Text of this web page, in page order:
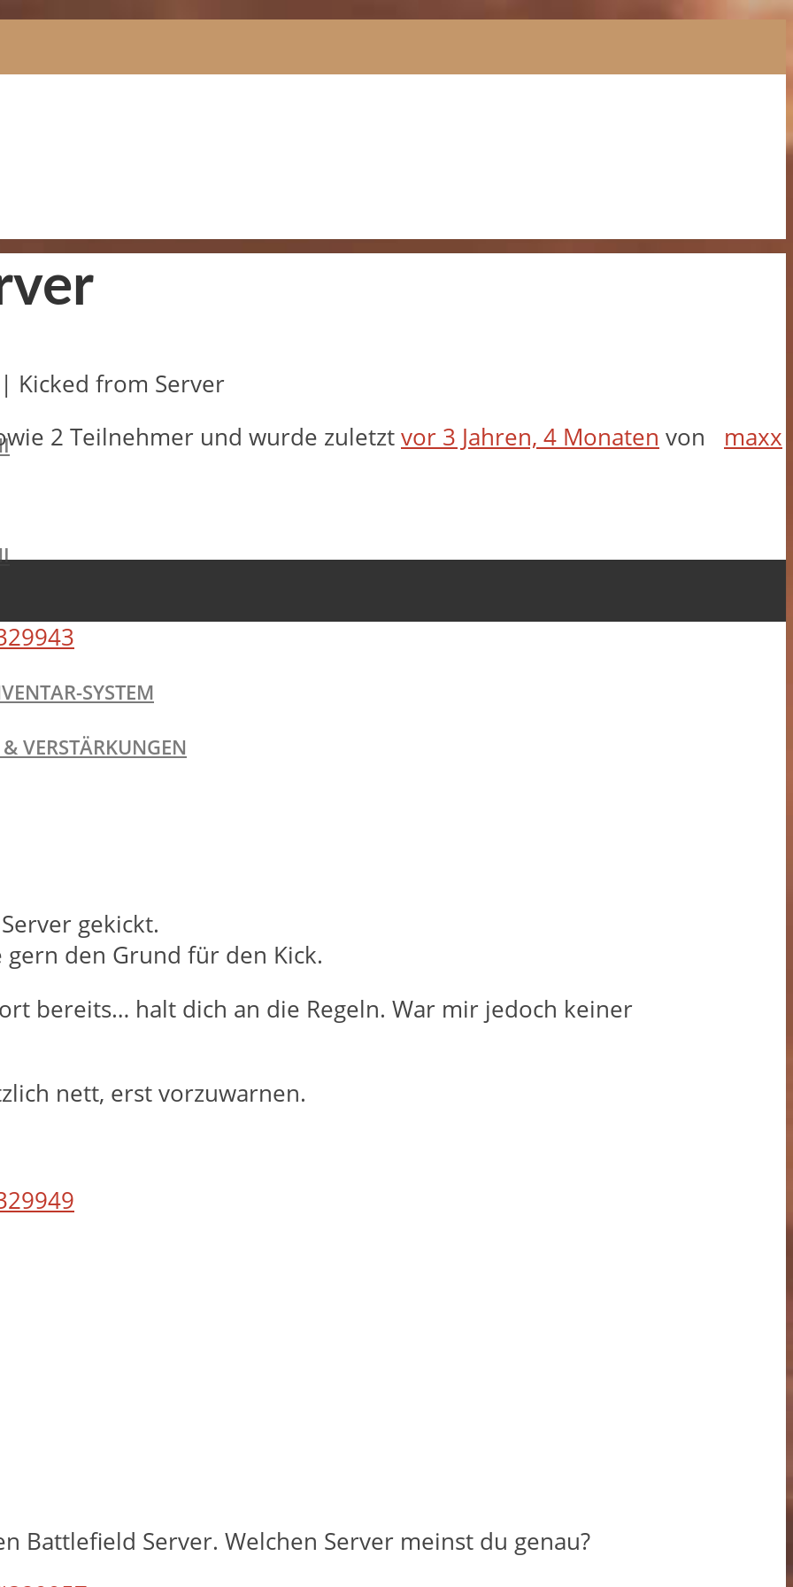
SYSTEM
VERSTÄRKUNGEN
| Kicked from Server
2 Teilnehmer und wurde zuletzt vor 3 Jahren, 4 Monaten von
maxx
gekickt.
den Grund für den Kick.
bereits… halt dich an die Regeln. War mir jedoch keiner
nett, erst vorzuwarnen.
Battlefield Server. Welchen Server meinst du genau?